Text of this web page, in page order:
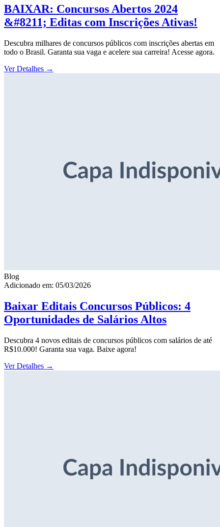
BAIXAR: Concursos Abertos 2024
&#8211; Editas com Inscrições Ativas!
Descubra milhares de concursos públicos com inscrições abertas em
todo o Brasil. Garanta sua vaga e acelere sua carreira! Acesse agora.
Ver Detalhes →
Blog
Adicionado em: 05/03/2026
Baixar Editais Concursos Públicos: 4
Oportunidades de Salários Altos
Descubra 4 novos editais de concursos públicos com salários de até
R$10.000! Garanta sua vaga. Baixe agora!
Ver Detalhes →